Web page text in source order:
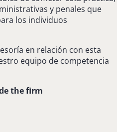
y penales que
los individuos
en relación con esta
equipo de competencia
the firm